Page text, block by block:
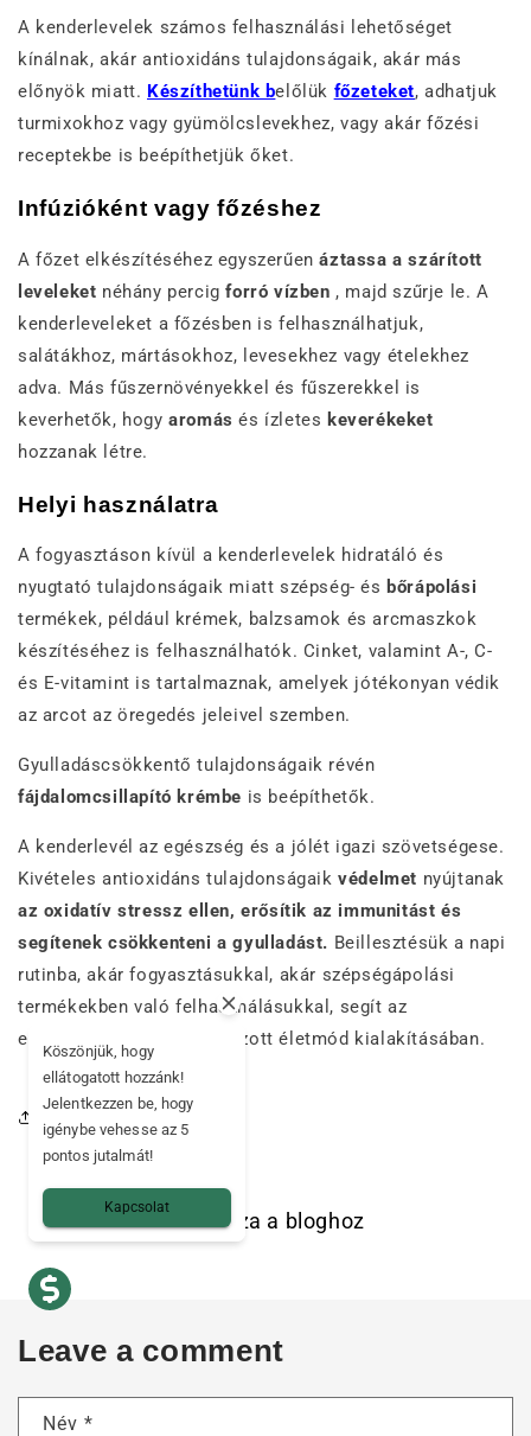
A kenderlevelek számos felhasználási lehetőséget
kínálnak, akár antioxidáns tulajdonságaik, akár más
előnyök miatt. Készíthetünk belőlük főzeteket, adhatjuk
turmixokhoz vagy gyümölcslevekhez, vagy akár főzési
receptekbe is beépíthetjük őket.
Infúzióként vagy főzéshez
A főzet elkészítéséhez egyszerűen áztassa a szárított
leveleket néhány percig forró vízben , majd szűrje le. A
kenderleveleket a főzésben is felhasználhatjuk,
salátákhoz, mártásokhoz, levesekhez vagy ételekhez
adva. Más fűszernövényekkel és fűszerekkel is
keverhetők, hogy aromás és ízletes keverékeket
hozzanak létre.
Helyi használatra
A fogyasztáson kívül a kenderlevelek hidratáló és
nyugtató tulajdonságaik miatt szépség- és bőrápolási
termékek, például krémek, balzsamok és arcmaszkok
készítéséhez is felhasználhatók. Cinket, valamint A-, C-
és E-vitamint is tartalmaznak, amelyek jótékonyan védik
az arcot az öregedés jeleivel szemben.
Gyulladáscsökkentő tulajdonságaik révén
fájdalomcsillapító krémbe is beépíthetők.
A kenderlevél az egészség és a jólét igazi szövetségese.
Kivételes antioxidáns tulajdonságaik védelmet nyújtanak
az oxidatív stressz ellen, erősítik az immunitást és
segítenek csökkenteni a gyulladást. Beillesztésük a napi
rutinba, akár fogyasztásukkal, akár szépségápolási
termékekben való felhasználásukkal, segít az
egészséges, kiegyensúlyozott életmód kialakításában.
Ossza meg ezt a cikket
Vissza a bloghoz
Leave a comment
Név *
Köszönjük, hogy
ellátogatott hozzánk!
Jelentkezzen be, hogy
igénybe vehesse az 5
pontos jutalmát!
Kapcsolat